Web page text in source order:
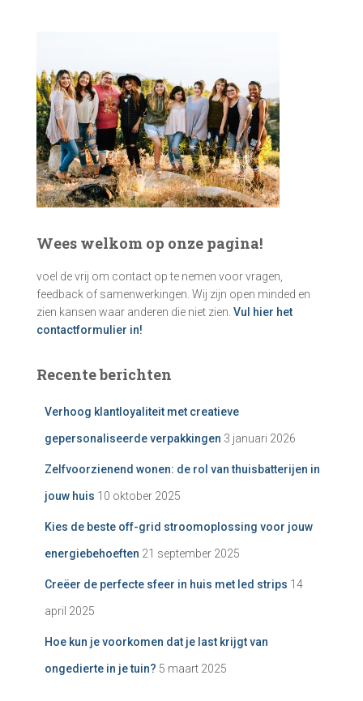
a
a
r
:
Wees welkom op onze pagina!
voel de vrij om contact op te nemen voor vragen,
feedback of samenwerkingen. Wij zijn open minded en
zien kansen waar anderen die niet zien. Vul hier het
contactformulier in!
Recente berichten
Verhoog klantloyaliteit met creatieve
gepersonaliseerde verpakkingen 3 januari 2026
Zelfvoorzienend wonen: de rol van thuisbatterijen in
jouw huis 10 oktober 2025
Kies de beste off-grid stroomoplossing voor jouw
energiebehoeften 21 september 2025
Creëer de perfecte sfeer in huis met led strips 14
april 2025
Hoe kun je voorkomen dat je last krijgt van
ongedierte in je tuin? 5 maart 2025